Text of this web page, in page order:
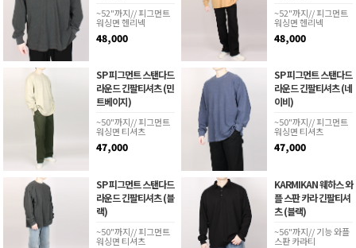
~52"까지// 피그먼트
워싱면 헨리넥
48,000
~52"까지// 피그먼트
워싱면 헨리넥
48,000
SP 피그먼트 스탠다드
라운드 긴팔티셔츠 (민
트베이지)
~50"까지// 피그먼트
워싱면 티셔츠
47,000
SP 피그먼트 스탠다드
라운드 긴팔티셔츠 (네
이비)
~50"까지// 피그먼트
워싱면 티셔츠
47,000
SP 피그먼트 스탠다드
라운드 긴팔티셔츠 (블
랙)
~50"까지// 피그먼트
워싱면 티셔츠
KARMIKAN 웨하스 와
플 스판 카라 긴팔티셔
츠 (블랙)
~56"까지// 기능 와플
스판 카라티